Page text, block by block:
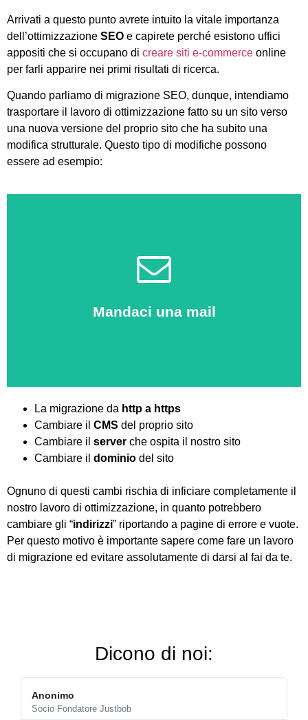
Arrivati a questo punto avrete intuito la vitale importanza
dell’ottimizzazione SEO e capirete perché esistono uffici
appositi che si occupano di creare siti e-commerce online
per farli apparire nei primi risultati di ricerca.
Quando parliamo di migrazione SEO, dunque, intendiamo
trasportare il lavoro di ottimizzazione fatto su un sito verso
una nuova versione del proprio sito che ha subito una
modifica strutturale. Questo tipo di modifiche possono
essere ad esempio:
Mandaci una mail
Saremo felici di aiutarti!
Clicca qui
La migrazione da http a https
Cambiare il CMS del proprio sito
Cambiare il server che ospita il nostro sito
Cambiare il dominio del sito
Ognuno di questi cambi rischia di inficiare completamente il
nostro lavoro di ottimizzazione, in quanto potrebbero
cambiare gli “indirizzi” riportando a pagine di errore e vuote.
Per questo motivo è importante sapere come fare un lavoro
di migrazione ed evitare assolutamente di darsi al fai da te.
Dicono di noi:
Anonimo
Socio Fondatore Justbob